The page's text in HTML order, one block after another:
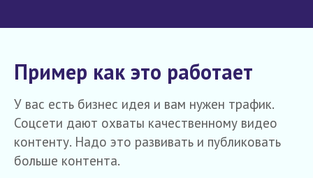
Пример как это работает
У вас есть бизнес идея и вам нужен трафик.
Соцсети дают охваты качественному видео
контенту. Надо это развивать и публиковать
больше контента.